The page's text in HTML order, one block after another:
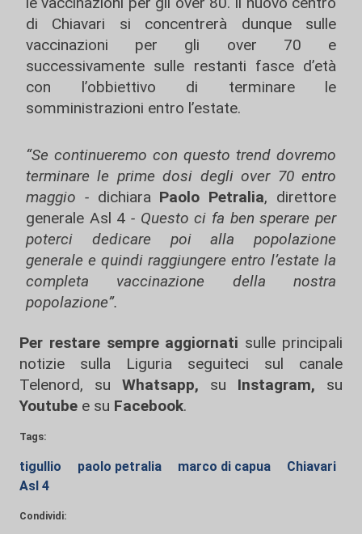
di Chiavari si concentrerà dunque sulle
vaccinazioni per gli over 70 e
successivamente sulle restanti fasce d’età
con l’obbiettivo di terminare le
somministrazioni entro l’estate.
“Se continueremo con questo trend dovremo
terminare le prime dosi degli over 70 entro
maggio -dichiara Paolo Petralia, direttore
generale Asl 4 - Questo ci fa ben sperare per
poterci dedicare poi alla popolazione
generale e quindi raggiungere entro l’estate la
completa vaccinazione della nostra
popolazione”.
Per restare sempre aggiornati sulle principali
notizie sulla Liguria seguiteci sul canale
Telenord, su
Whatsapp, su Instagram, su
Youtube e su Facebook.
Tags:
tigullio paolo petralia marco di capua
Chiavari
Asl 4
Condividi: